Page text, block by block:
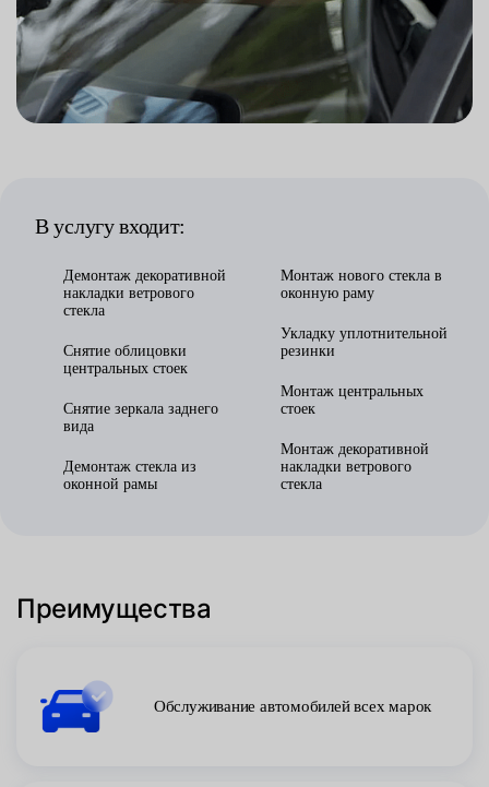
В услугу входит:
Демонтаж декоративной
накладки ветрового
стекла
Снятие облицовки
центральных стоек
Снятие зеркала заднего
вида
Демонтаж стекла из
оконной рамы
Монтаж нового стекла в
оконную раму
Укладку уплотнительной
резинки
Монтаж центральных
стоек
Монтаж декоративной
накладки ветрового
стекла
Преимущества
Обслуживание автомобилей всех марок